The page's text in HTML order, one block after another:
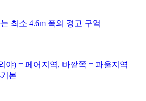
최소 4.6m 폭의 경고 구역
야) = 페어지역, 바깥쪽 = 파울지역
본